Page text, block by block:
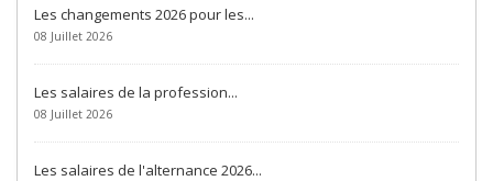
Les changements 2026 pour les...
08 Juillet 2026
Les salaires de la profession...
08 Juillet 2026
Les salaires de l'alternance 2026...